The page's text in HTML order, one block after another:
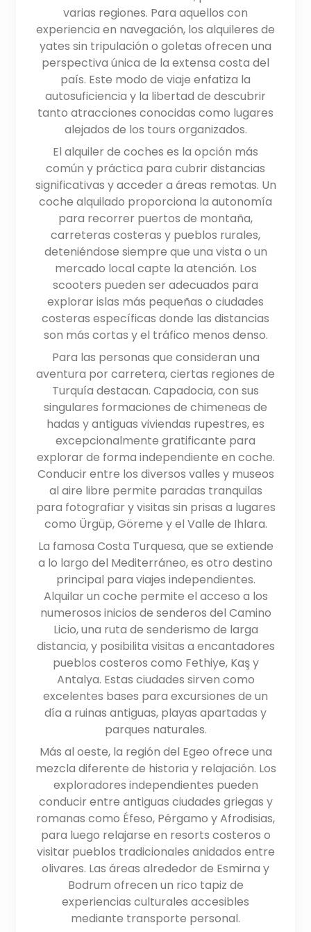
varias regiones. Para aquellos con
experiencia en navegación, los alquileres de
yates sin tripulación o goletas ofrecen una
perspectiva única de la extensa costa del
país. Este modo de viaje enfatiza la
autosuficiencia y la libertad de descubrir
tanto atracciones conocidas como lugares
alejados de los tours organizados.
El alquiler de coches es la opción más
común y práctica para cubrir distancias
significativas y acceder a áreas remotas. Un
coche alquilado proporciona la autonomía
para recorrer puertos de montaña,
carreteras costeras y pueblos rurales,
deteniéndose siempre que una vista o un
mercado local capte la atención. Los
scooters pueden ser adecuados para
explorar islas más pequeñas o ciudades
costeras específicas donde las distancias
son más cortas y el tráfico menos denso.
Para las personas que consideran una
aventura por carretera, ciertas regiones de
Turquía destacan. Capadocia, con sus
singulares formaciones de chimeneas de
hadas y antiguas viviendas rupestres, es
excepcionalmente gratificante para
explorar de forma independiente en coche.
Conducir entre los diversos valles y museos
al aire libre permite paradas tranquilas
para fotografiar y visitas sin prisas a lugares
como Ürgüp, Göreme y el Valle de Ihlara.
La famosa Costa Turquesa, que se extiende
a lo largo del Mediterráneo, es otro destino
principal para viajes independientes.
Alquilar un coche permite el acceso a los
numerosos inicios de senderos del Camino
Licio, una ruta de senderismo de larga
distancia, y posibilita visitas a encantadores
pueblos costeros como Fethiye, Kaş y
Antalya. Estas ciudades sirven como
excelentes bases para excursiones de un
día a ruinas antiguas, playas apartadas y
parques naturales.
Más al oeste, la región del Egeo ofrece una
mezcla diferente de historia y relajación. Los
exploradores independientes pueden
conducir entre antiguas ciudades griegas y
romanas como Éfeso, Pérgamo y Afrodisias,
para luego relajarse en resorts costeros o
visitar pueblos tradicionales anidados entre
olivares. Las áreas alrededor de Esmirna y
Bodrum ofrecen un rico tapiz de
experiencias culturales accesibles
mediante transporte personal.